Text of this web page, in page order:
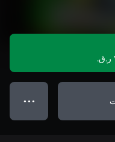
● ● ●